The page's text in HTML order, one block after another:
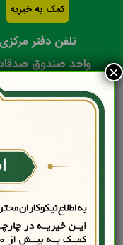
کمک به خیریه
تلفن دفتر مرکزی: ۰۲۱۷۷۶۷۱۰۰۳ -
واحد صندوق صدقات: ٠٢١٧٧٦٤٩٢٤٩ -
درباره
bio yet.
already.
×